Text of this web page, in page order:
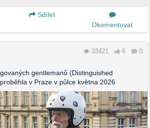
Sdílet
Okomentovat
33421 6 0
gentlemanů (Distinguished
v Praze v půlce května 2026